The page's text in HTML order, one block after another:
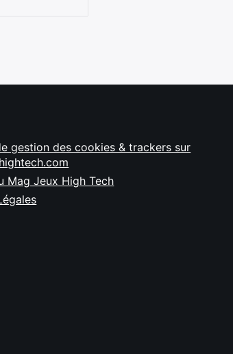
gestion des cookies & trackers sur
Mag Jeux High Tech